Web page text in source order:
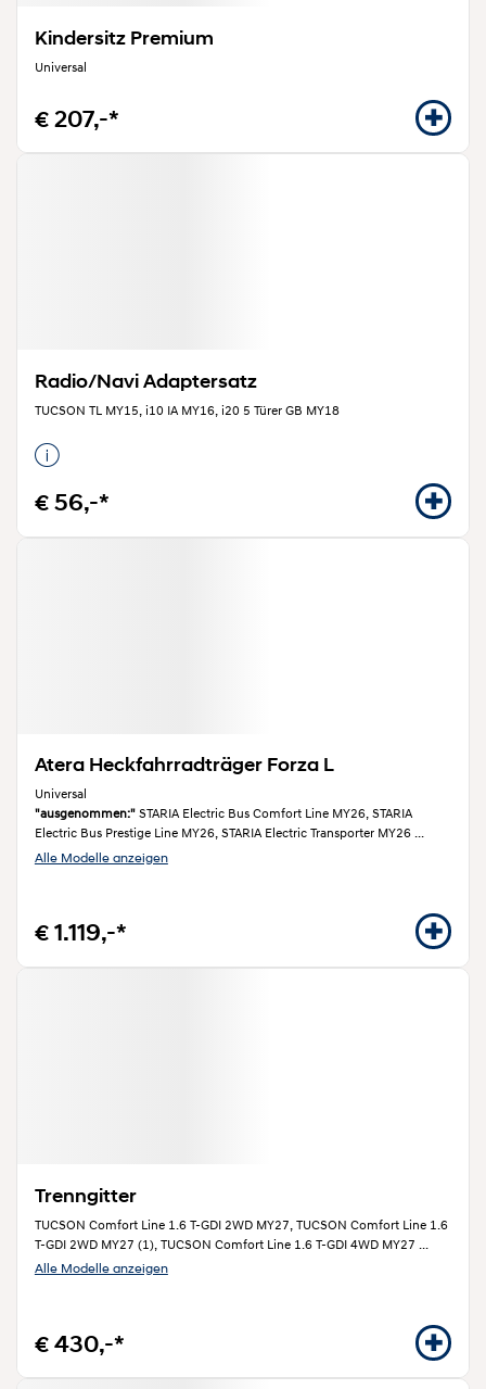
Kindersitz Premium
Universal
€ 207,-*
Radio/Navi Adaptersatz
TUCSON TL MY15, i10 IA MY16, i20 5 Türer GB MY18
€ 56,-*
Atera Heckfahrradträger Forza L
Universal
"ausgenommen:"STARIA Electric Bus Comfort Line MY26, STARIA
Electric Bus Prestige Line MY26, STARIA Electric Transporter MY26 ...
Alle Modelle anzeigen
€ 1.119,-*
Trenngitter
TUCSON Comfort Line 1.6 T-GDI 2WD MY27, TUCSON Comfort Line 1.6
T-GDI 2WD MY27 (1), TUCSON Comfort Line 1.6 T-GDI 4WD MY27 ...
Alle Modelle anzeigen
€ 430,-*